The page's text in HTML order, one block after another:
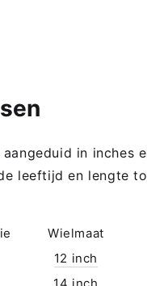
in inches
leeftijd en lengte
Wielmaat
12 inch